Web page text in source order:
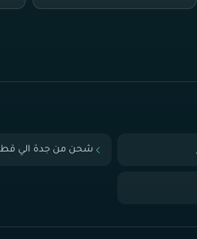
شحن من جدة الي